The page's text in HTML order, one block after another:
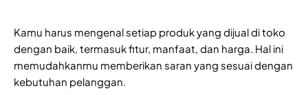
Kamu harus mengenal setiap produk yang dijual di toko
dengan baik, termasuk fitur, manfaat, dan harga. Hal ini
memudahkanmu memberikan saran yang sesuai dengan
kebutuhan pelanggan.